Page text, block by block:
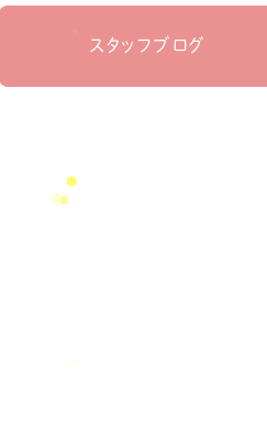
える＃寒暖差疲労＃自律神経
せなかリペア＃ねこぜを整える＃
コロナウイルス＃リモートワークを
イルスに負けない身体作り
＃治療院，＃せなかリペア，＃新型コロナウイル
スタッフブログ